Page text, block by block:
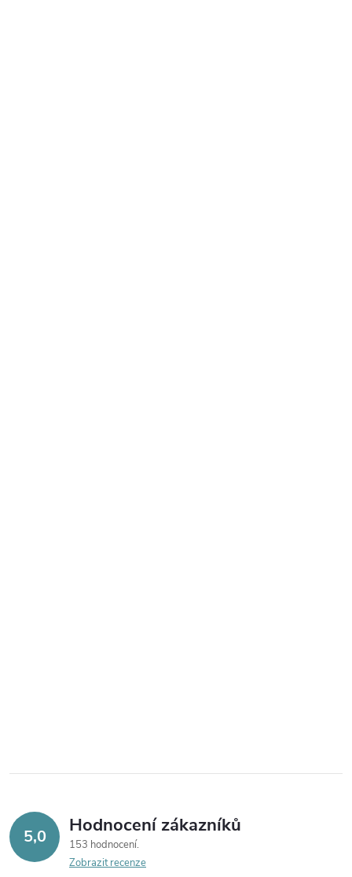
5,0 Hodnocení zákazníků
153 hodnocení
Zobrazit recenze